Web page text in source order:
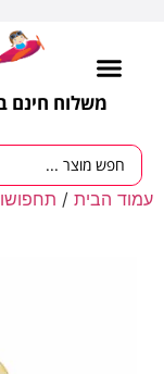
משלוח חינם
עמוד הבית /